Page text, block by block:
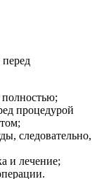
полностью;
процедурой
следовательно,
и лечение;